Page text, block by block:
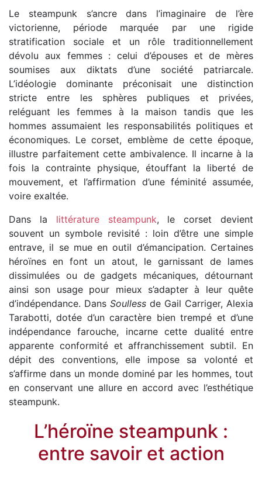
Le steampunk s’ancre dans l’imaginaire de l’ère
victorienne, période marquée par une rigide
stratification sociale et un rôle traditionnellement
dévolu aux femmes : celui d’épouses et de mères
soumises aux diktats d’une société patriarcale.
L’idéologie dominante préconisait une distinction
stricte entre les sphères publiques et privées,
reléguant les femmes à la maison tandis que les
hommes assumaient les responsabilités politiques et
économiques. Le corset, emblème de cette époque,
illustre parfaitement cette ambivalence. Il incarne à la
fois la contrainte physique, étouffant la liberté de
mouvement, et l’affirmation d’une féminité assumée,
voire exaltée.
Dans la littérature steampunk, le corset devient
souvent un symbole revisité : loin d’être une simple
entrave, il se mue en outil d’émancipation. Certaines
héroïnes en font un atout, le garnissant de lames
dissimulées ou de gadgets mécaniques, détournant
ainsi son usage pour mieux s’adapter à leur quête
d’indépendance. Dans Soulless de Gail Carriger, Alexia
Tarabotti, dotée d’un caractère bien trempé et d’une
indépendance farouche, incarne cette dualité entre
apparente conformité et affranchissement subtil. En
dépit des conventions, elle impose sa volonté et
s’affirme dans un monde dominé par les hommes, tout
en conservant une allure en accord avec l’esthétique
steampunk.
L’héroïne steampunk :
entre savoir et action